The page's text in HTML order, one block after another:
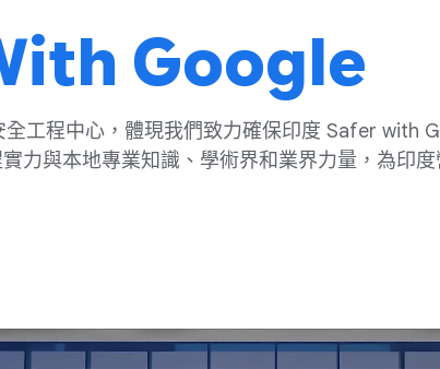
Google
工程​中心，​體現​我們​致力確保​印度 Safer wit​h
力​與​本地​專業​知識、​學術界​和業界​力量，​為​印度​